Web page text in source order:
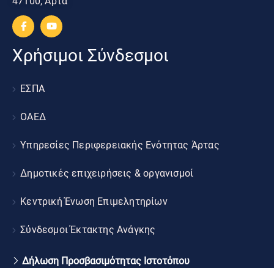
Χρήσιμοι Σύνδεσμοι
ΕΣΠΑ
ΟΑΕΔ
Υπηρεσίες Περιφερειακής Ενότητας Άρτας
Δημοτικές επιχειρήσεις & οργανισμοί
Κεντρική Ένωση Επιμελητηρίων
Σύνδεσμοι Έκτακτης Ανάγκης
Δήλωση Προσβασιμότητας Ιστοτόπου